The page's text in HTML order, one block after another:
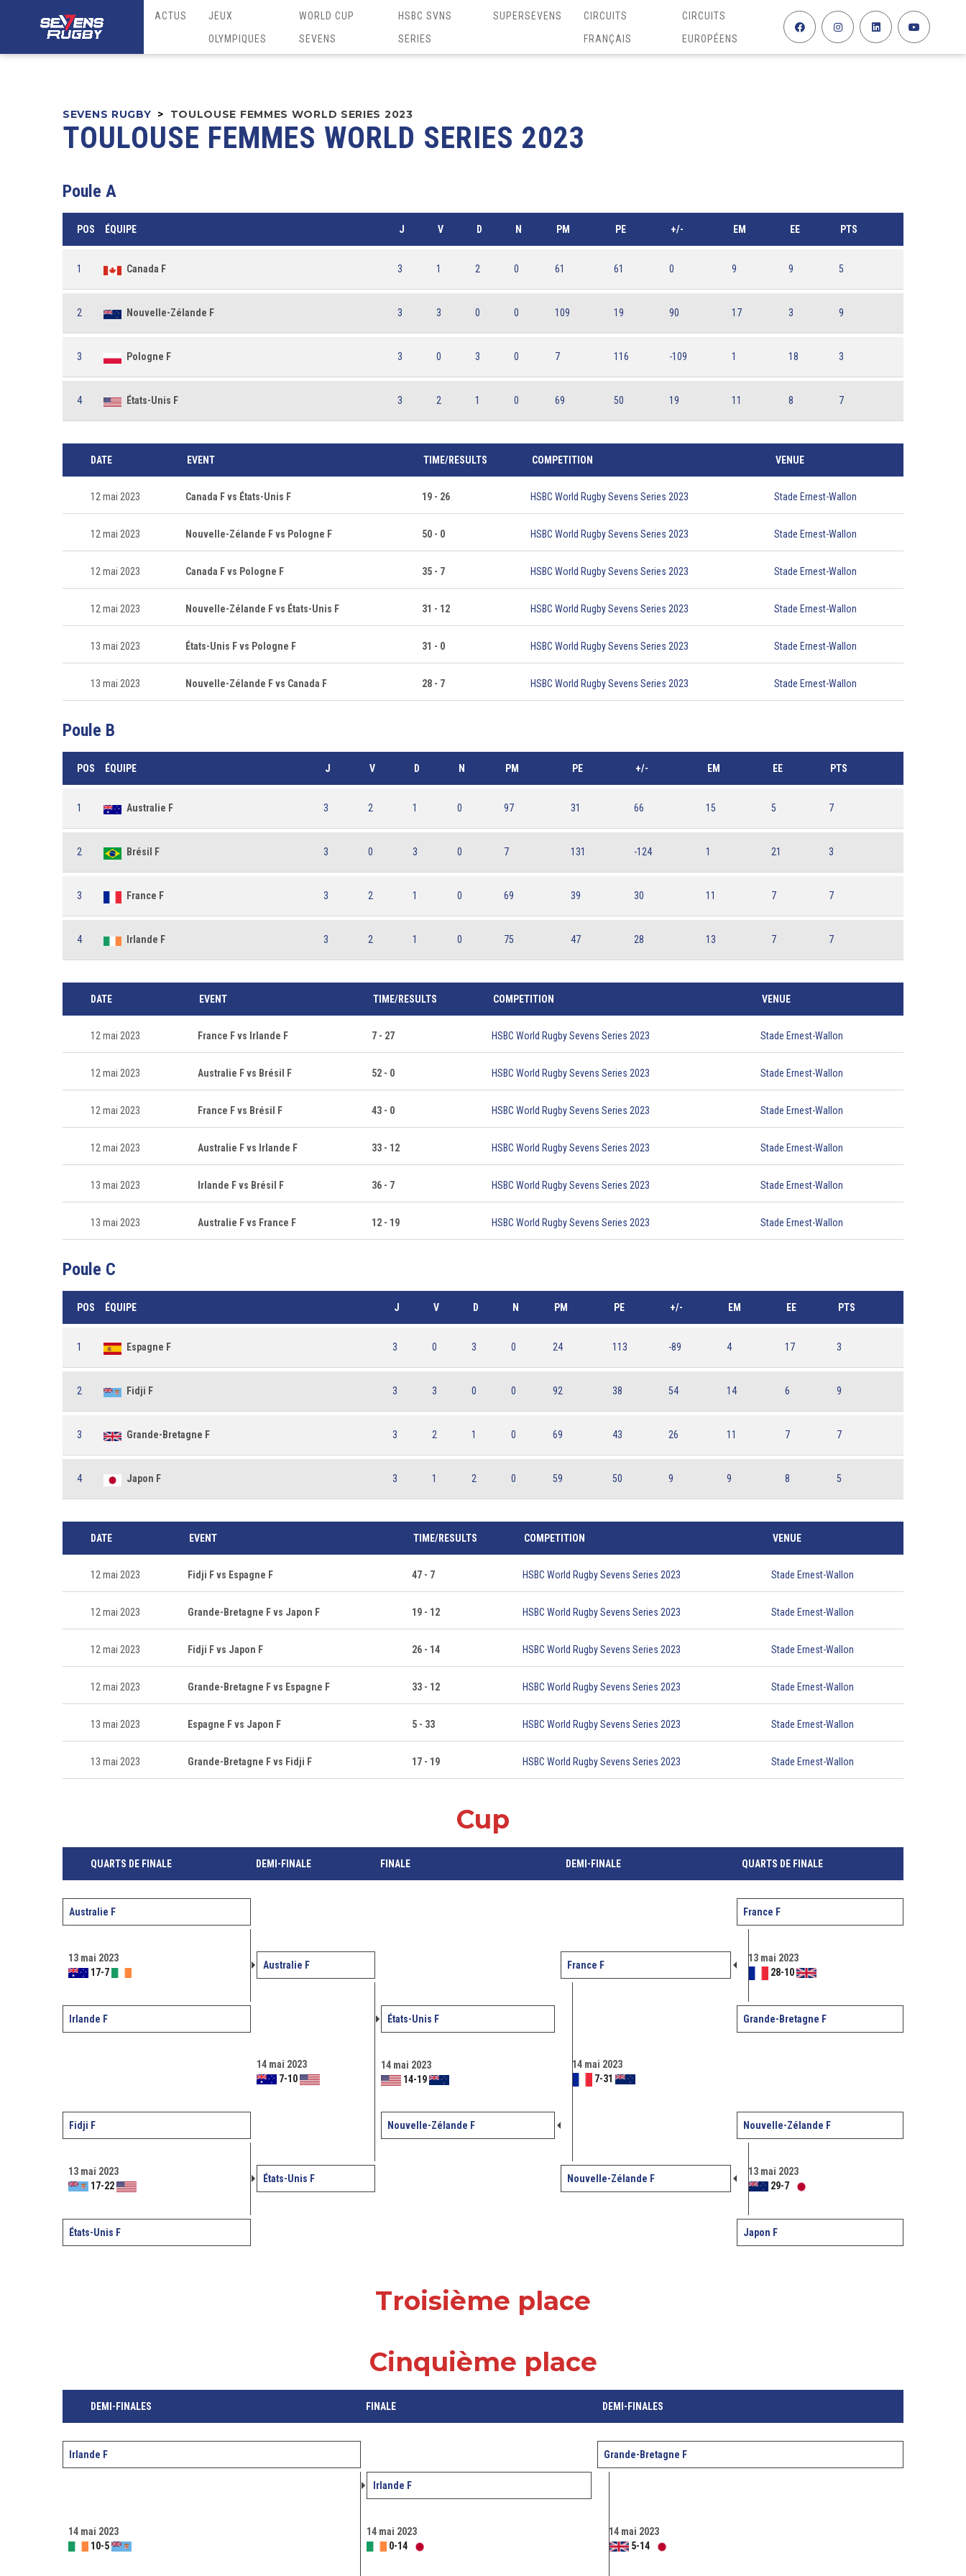
ACTUS
JEUX
OLYMPIQUES
WORLD CUP
SEVENS
HSBC SVNS
SERIES
SUPERSEVENS
CIRCUITS
FRANÇAIS
CIRCUITS
EUROPÉENS
SEVENS RUGBY > TOULOUSE FEMMES WORLD SERIES 2023
TOULOUSE FEMMES WORLD SERIES 2023
Poule A
POS ÉQUIPE J V D N PM PE +/- EM EE PTS
1 Canada F 3 1 2 0 61 61 0 9 9 5
2 Nouvelle-Zélande F 3 3 0 0 109 19 90 17 3 9
3 Pologne F 3 0 3 0 7 116 -109 1 18 3
4 États-Unis F 3 2 1 0 69 50 19 11 8 7
DATE EVENT TIME/RESULTS COMPETITION VENUE
12 mai 2023 Canada F vs États-Unis F 19 - 26 HSBC World Rugby Sevens Series 2023 Stade Ernest-Wallon
12 mai 2023 Nouvelle-Zélande F vs Pologne F 50 - 0 HSBC World Rugby Sevens Series 2023 Stade Ernest-Wallon
12 mai 2023 Canada F vs Pologne F 35 - 7 HSBC World Rugby Sevens Series 2023 Stade Ernest-Wallon
12 mai 2023 Nouvelle-Zélande F vs États-Unis F 31 - 12 HSBC World Rugby Sevens Series 2023 Stade Ernest-Wallon
13 mai 2023 États-Unis F vs Pologne F 31 - 0 HSBC World Rugby Sevens Series 2023 Stade Ernest-Wallon
13 mai 2023 Nouvelle-Zélande F vs Canada F 28 - 7 HSBC World Rugby Sevens Series 2023 Stade Ernest-Wallon
Poule B
POS ÉQUIPE J V D N PM PE +/- EM EE PTS
1 Australie F 3 2 1 0 97 31 66 15 5 7
2 Brésil F 3 0 3 0 7 131 -124 1 21 3
3 France F 3 2 1 0 69 39 30 11 7 7
4 Irlande F 3 2 1 0 75 47 28 13 7 7
DATE EVENT TIME/RESULTS COMPETITION VENUE
12 mai 2023 France F vs Irlande F 7 - 27 HSBC World Rugby Sevens Series 2023 Stade Ernest-Wallon
12 mai 2023 Australie F vs Brésil F 52 - 0 HSBC World Rugby Sevens Series 2023 Stade Ernest-Wallon
12 mai 2023 France F vs Brésil F 43 - 0 HSBC World Rugby Sevens Series 2023 Stade Ernest-Wallon
12 mai 2023 Australie F vs Irlande F 33 - 12 HSBC World Rugby Sevens Series 2023 Stade Ernest-Wallon
13 mai 2023 Irlande F vs Brésil F 36 - 7 HSBC World Rugby Sevens Series 2023 Stade Ernest-Wallon
13 mai 2023 Australie F vs France F 12 - 19 HSBC World Rugby Sevens Series 2023 Stade Ernest-Wallon
Poule C
POS ÉQUIPE J V D N PM PE +/- EM EE PTS
1 Espagne F 3 0 3 0 24 113 -89 4 17 3
2 Fidji F 3 3 0 0 92 38 54 14 6 9
3 Grande-Bretagne F 3 2 1 0 69 43 26 11 7 7
4 Japon F 3 1 2 0 59 50 9 9 8 5
DATE EVENT TIME/RESULTS COMPETITION VENUE
12 mai 2023 Fidji F vs Espagne F 47 - 7 HSBC World Rugby Sevens Series 2023 Stade Ernest-Wallon
12 mai 2023 Grande-Bretagne F vs Japon F 19 - 12 HSBC World Rugby Sevens Series 2023 Stade Ernest-Wallon
12 mai 2023 Fidji F vs Japon F 26 - 14 HSBC World Rugby Sevens Series 2023 Stade Ernest-Wallon
12 mai 2023 Grande-Bretagne F vs Espagne F 33 - 12 HSBC World Rugby Sevens Series 2023 Stade Ernest-Wallon
13 mai 2023 Espagne F vs Japon F 5 - 33 HSBC World Rugby Sevens Series 2023 Stade Ernest-Wallon
13 mai 2023 Grande-Bretagne F vs Fidji F 17 - 19 HSBC World Rugby Sevens Series 2023 Stade Ernest-Wallon
Cup
QUARTS DE FINALE DEMI-FINALE FINALE DEMI-FINALE QUARTS DE FINALE
Australie F France F
13 mai 2023
17-7
13 mai 2023
28-10
Australie F France F
14 mai 2023
7-10
14 mai 2023
7-31
Irlande F États-Unis F Grande-Bretagne F
14 mai 2023
14-19
Fidji F Nouvelle-Zélande F Nouvelle-Zélande F
13 mai 2023
17-22
13 mai 2023
29-7
États-Unis F Nouvelle-Zélande F
États-Unis F Japon F
Troisième place
Cinquième place
DEMI-FINALES FINALE DEMI-FINALES
Irlande F Grande-Bretagne F
14 mai 2023
10-5
Irlande F
14 mai 2023
5-14
14 mai 2023
0-14